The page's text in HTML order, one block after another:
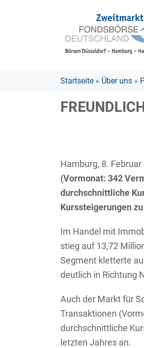
Startseite » Über uns »
Hamburg, 8. Februar
(Vormonat: 342
durchschnittliche
Kurssteigerungen
Im Handel mit
stieg auf 13,72
Segment kletterte
deutlich in Richtung
Auch der Markt für
Transaktionen
durchschnittliche
letzten Jahres an.